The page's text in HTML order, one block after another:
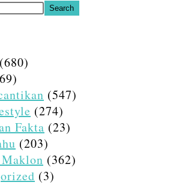
Search
(680)
(547)
(274)
Fakta (23)
(203)
(362)
(3)